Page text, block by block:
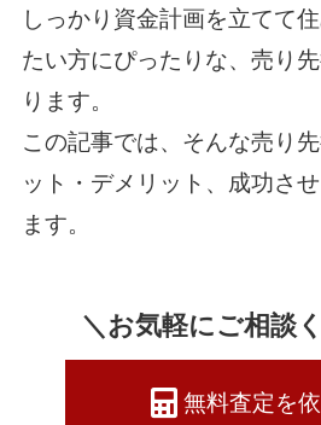
しっかり資金計画を立てて
たい方にぴったりな、売り
ります。
この記事では、そんな売り
ット・デメリット、成功さ
ます。
＼お気軽にご相談
無料査定を